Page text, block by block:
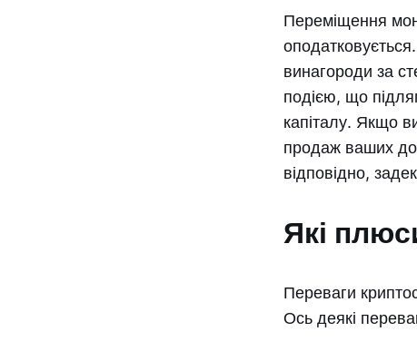
Переміщення
винагороди за
подією, що
капіталу. Якщо
продаж ваших
відповідно,
Які
Переваги
Ось деякі